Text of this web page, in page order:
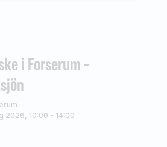
i Forserum –
2026, 10:00 - 14:00